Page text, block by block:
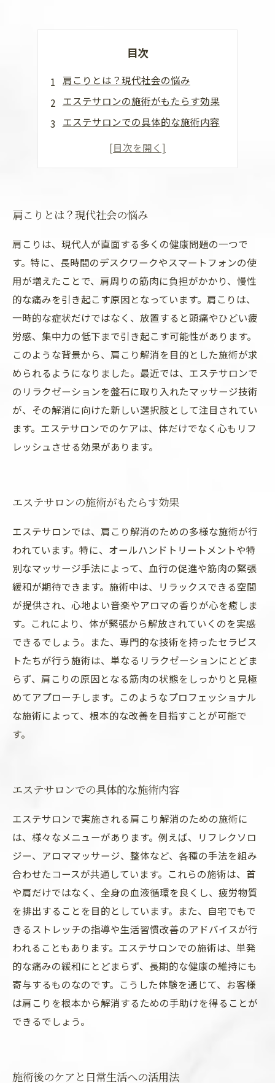
目次
肩こりとは？現代社会の悩み
エステサロンの施術がもたらす効果
エステサロンでの具体的な施術内容
施術後のケアと日常生活への活用法
肩こりとは？現代社会の悩み
肩こりは、現代人が直面する多くの健康問題の一つで
す。特に、長時間のデスクワークやスマートフォンの使
用が増えたことで、肩周りの筋肉に負担がかかり、慢性
的な痛みを引き起こす原因となっています。肩こりは、
一時的な症状だけではなく、放置すると頭痛やひどい疲
労感、集中力の低下まで引き起こす可能性があります。
このような背景から、肩こり解消を目的とした施術が求
められるようになりました。最近では、エステサロンで
のリラクゼーションを盤石に取り入れたマッサージ技術
が、その解消に向けた新しい選択肢として注目されてい
ます。エステサロンでのケアは、体だけでなく心もリフ
レッシュさせる効果があります。
エステサロンの施術がもたらす効果
エステサロンでは、肩こり解消のための多様な施術が行
われています。特に、オールハンドトリートメントや特
別なマッサージ手法によって、血行の促進や筋肉の緊張
緩和が期待できます。施術中は、リラックスできる空間
が提供され、心地よい音楽やアロマの香りが心を癒しま
す。これにより、体が緊張から解放されていくのを実感
できるでしょう。また、専門的な技術を持ったセラピス
トたちが行う施術は、単なるリラクゼーションにとどま
らず、肩こりの原因となる筋肉の状態をしっかりと見極
めてアプローチします。このようなプロフェッショナル
な施術によって、根本的な改善を目指すことが可能で
す。
エステサロンでの具体的な施術内容
エステサロンで実施される肩こり解消のための施術に
は、様々なメニューがあります。例えば、リフレクソロ
ジー、アロママッサージ、整体など、各種の手法を組み
合わせたコースが共通しています。これらの施術は、首
や肩だけではなく、全身の血液循環を良くし、疲労物質
を排出することを目的としています。また、自宅でもで
きるストレッチの指導や生活習慣改善のアドバイスが行
われることもあります。エステサロンでの施術は、単発
的な痛みの緩和にとどまらず、長期的な健康の維持にも
寄与するものなのです。こうした体験を通じて、お客様
は肩こりを根本から解消するための手助けを得ることが
できるでしょう。
施術後のケアと日常生活への活用法